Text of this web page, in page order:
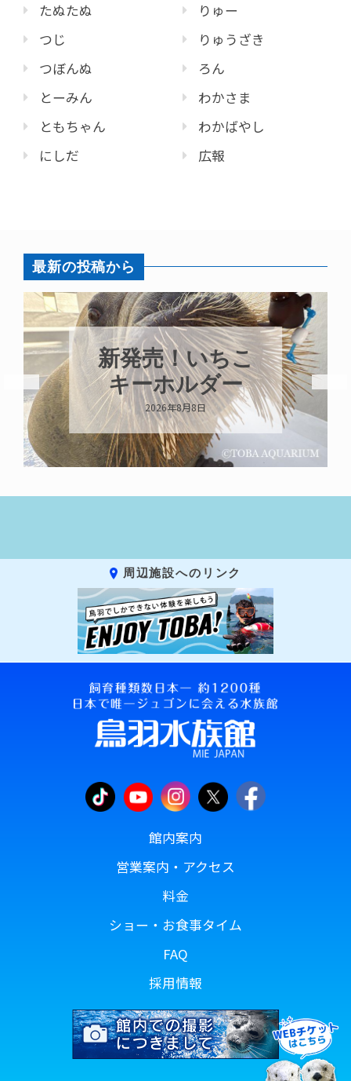
たぬたぬ
つじ
つぼんぬ
とーみん
ともちゃん
にしだ
りゅー
りゅうざき
ろん
わかさま
わかばやし
広報
最新の投稿から
発売！いちこ
ーホルダー
2026年8月8日
パラ
ガイ
周辺施設へのリンク
館内案内
営業案内・アクセス
料金
ショー・お食事タイム
FAQ
採用情報